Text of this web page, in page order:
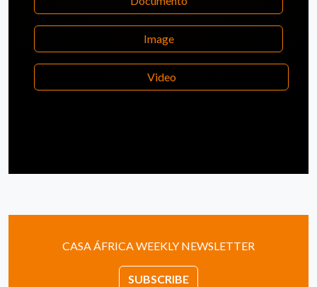
Image
Video
CASA ÁFRICA WEEKLY NEWSLETTER
SUBSCRIBE